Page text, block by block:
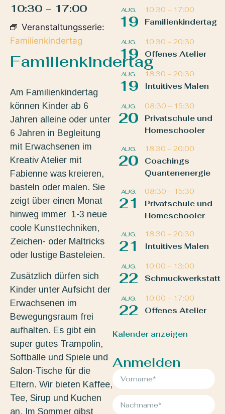
10:30 – 17:00
Veranstaltungsserie:
Familienkindertag
Familienkindertag
Am Familienkindertag
können Kinder ab 6
Jahren alleine oder unter
6 Jahren in Begleitung
mit Erwachsenen im
Kreativ Atelier mit
Fabienne was kreieren,
basteln oder malen. Sie
zeigt über einen Monat
hinweg immer 1-3 neue
coole Kunsttechniken,
Zeichen- oder Maltricks
oder lustige Basteleien.
Zusätzlich dürfen sich
Kinder unter Aufsicht der
Erwachsenen im
Bewegungsraum frei
aufhalten. Es gibt ein
super gutes Trampolin,
Softbälle und Spiele und
Salon-Tische für die
Eltern. Wir bieten Kaffee,
Tee, Sirup und Kuchen
an. Im Sommer gibst
AUG.
19
10:30 – 17:00
Familienkindertag
AUG.
19
10:30 – 20:30
Offenes Atelier
AUG.
19
18:30 – 20:30
Intuitives Malen
AUG.
20
08:30 – 15:30
Privatschule und
Homeschooler
AUG.
20
18:30 – 20:00
Coachings
Quantenenergie
AUG.
21
08:30 – 15:30
Privatschule und
Homeschooler
AUG.
21
18:30 – 20:30
Intuitives Malen
AUG.
22
10:00 – 13:00
Schmuckwerkstatt
AUG.
22
10:00 – 17:00
Offenes Atelier
Kalender anzeigen
Anmelden